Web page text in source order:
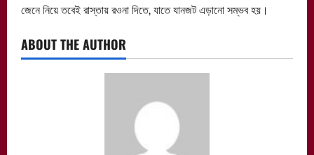
জেনে নিয়ে তবেই রাস্তায় রওনা দিতে, যাতে যানজট এড়ানো সম্ভব হয়।
ABOUT THE AUTHOR